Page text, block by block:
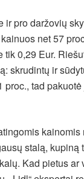
ir pro daržovių
net 57
tik 0,29 Eur.
skrudintų ir
proc., tad
kainomis
stalą, kupiną
Kad pietus ar